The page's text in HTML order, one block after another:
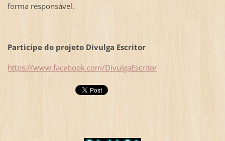
forma responsável.
Participe do projeto Divulga Escritor
https://www.facebook.com/DivulgaEscritor